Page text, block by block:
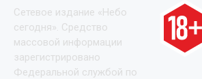
Сетевое издание «Небо
сегодня». Средство
массовой информации
зарегистрировано
Федеральной службой по